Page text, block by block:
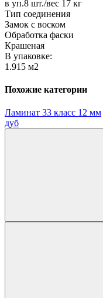
в уп.8 шт./вес 17 кг
Тип соединения
Замок с воском
Обработка фаски
Крашеная
В упаковке:
1.915 м2
Похожие категории
Ламинат 33 класс 12 мм
дуб